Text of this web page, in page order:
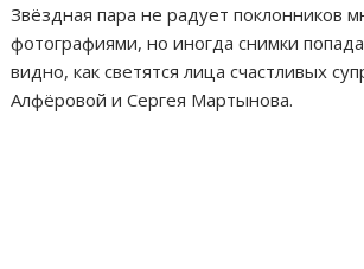
Звёздная пара не радует поклонников
фотографиями, но иногда снимки
видно, как светятся лица счастливых
Алфёровой и Сергея Мартынова.